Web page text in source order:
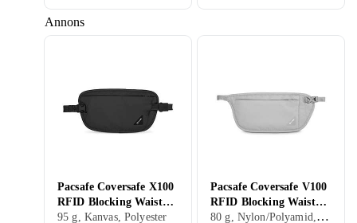
Annons
Pacsafe Coversafe X100
RFID Blocking Waist
Wallet
95 g, Kanvas, Polyester
Pacsafe Coversafe V100
RFID Blocking Waist
Wallet
80 g, Nylon/Polyamid, Kanvas, Polyester